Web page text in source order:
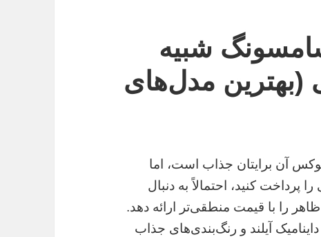
شبیه
(بهترین مدل‌های
آن برایتان جذاب است، اما
پرداخت کنید، احتمالاً به دنبال
را با قیمت منطقی‌تر ارائه دهد.
آیلند و رنگ‌بندی‌های جذاب